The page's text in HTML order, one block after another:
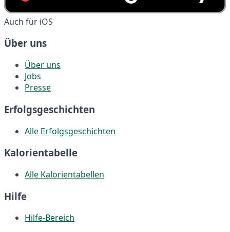
Auch für iOS
Über uns
Über uns
Jobs
Presse
Erfolgsgeschichten
Alle Erfolgsgeschichten
Kalorientabelle
Alle Kalorientabellen
Hilfe
Hilfe-Bereich